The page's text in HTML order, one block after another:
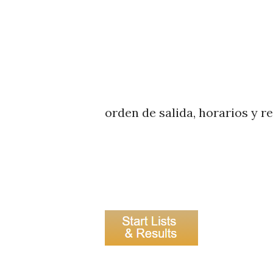
orden de salida, horarios y